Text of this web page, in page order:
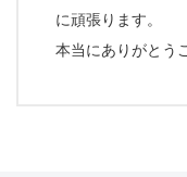
に頑張ります。
本当にありがとう